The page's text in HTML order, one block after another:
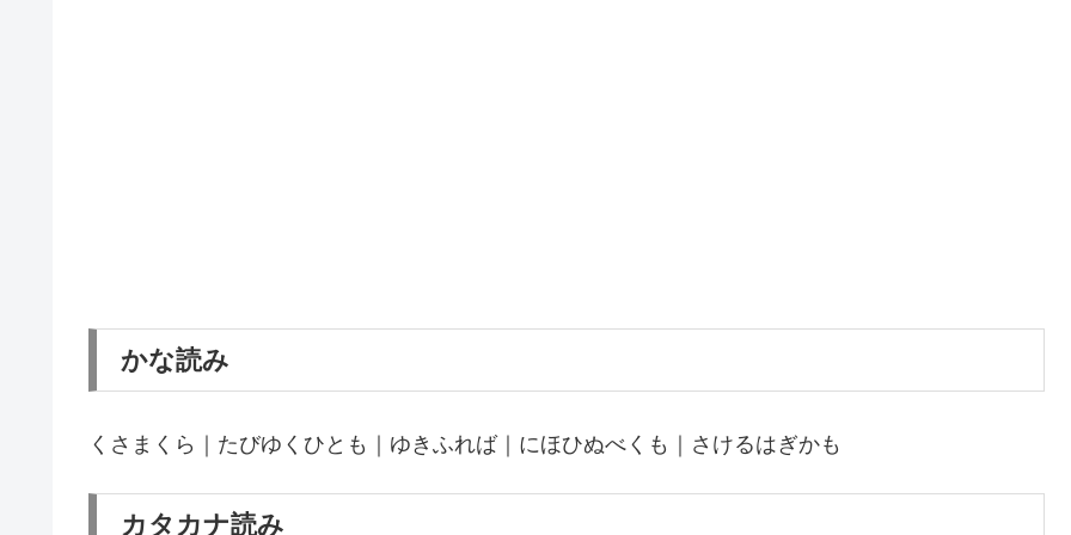
かな読み
くさまくら｜たびゆくひとも｜ゆきふれば｜にほひぬべくも｜さけるはぎかも
カタカナ読み